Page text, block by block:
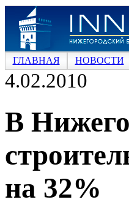
ГЛАВНАЯ НОВОСТИ
4.02.2010
В
на 32%